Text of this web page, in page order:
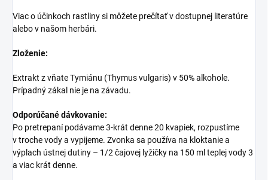
Viac o účinkoch rastliny si môžete prečítať v dostupnej literatúre
alebo v našom herbári.
Zloženie:
Extrakt z vňate Tymiánu (Thymus vulgaris) v 50% alkohole.
Prípadný zákal nie je na závadu.
Odporúčané dávkovanie:
Po pretrepaní podávame 3-krát denne 20 kvapiek, rozpustíme
v troche vody a vypijeme. Zvonka sa používa na kloktanie a
výplach ústnej dutiny – 1/2 čajovej lyžičky na 150 ml teplej vody 3
a viac krát denne.